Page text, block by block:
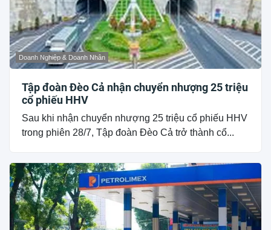
Doanh Nghiệp & Doanh Nhân
Tập đoàn Đèo Cả nhận chuyển nhượng 25 triệu
cổ phiếu HHV
Sau khi nhận chuyển nhượng 25 triệu cổ phiếu HHV
trong phiên 28/7, Tập đoàn Đèo Cả trở thành cổ...